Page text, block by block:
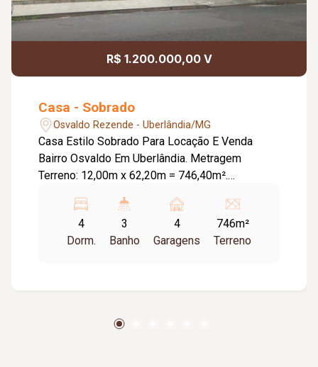
R$ 1.200.000,00 V
Casa - Sobrado
Osvaldo Rezende - Uberlândia/MG
Casa Estilo Sobrado Para Locação E Venda
Bairro Osvaldo Em Uberlândia. Metragem
Terreno: 12,00m x 62,20m = 746,40m².
280,00m². Casa em Dois Pavimentos. Garagem
para ate 04 carros. Living amplo com 03
ambientes. Quatro quartos amplos, sendo um
com sol da tarde. Casa em anexo: Tendo um
4
Dorm.
3
Banho
4
Garagens
746m²
Terreno